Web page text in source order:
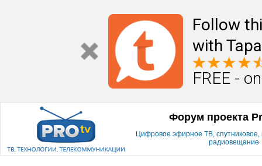
Follow
with
FREE -
Форум проекта
Цифровое эфирное ТВ, спутниковое,
радиовещание